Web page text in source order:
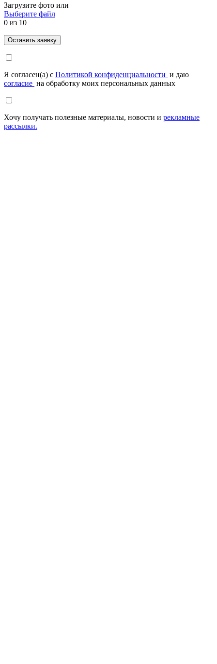
Загрузите фото или
Выберите файл
0 из 10
Я согласен(а) с Политикой конфиденциальности и даю
согласие на обработку моих персональных данных
Хочу получать полезные материалы, новости и рекламные
рассылки.